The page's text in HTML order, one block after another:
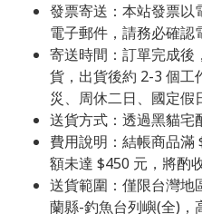
發票寄送：本站發票以
電子郵件，請務必確認
寄送時間：訂單完成後
貨，出貨後約 2-3 個工
災、周休二日、國定假
送貨方式：透過黑貓宅
費用說明：結帳商品滿
額未達 $450 元，將酌
送貨範圍：僅限台灣地
蘭縣-釣魚台列嶼(全)，